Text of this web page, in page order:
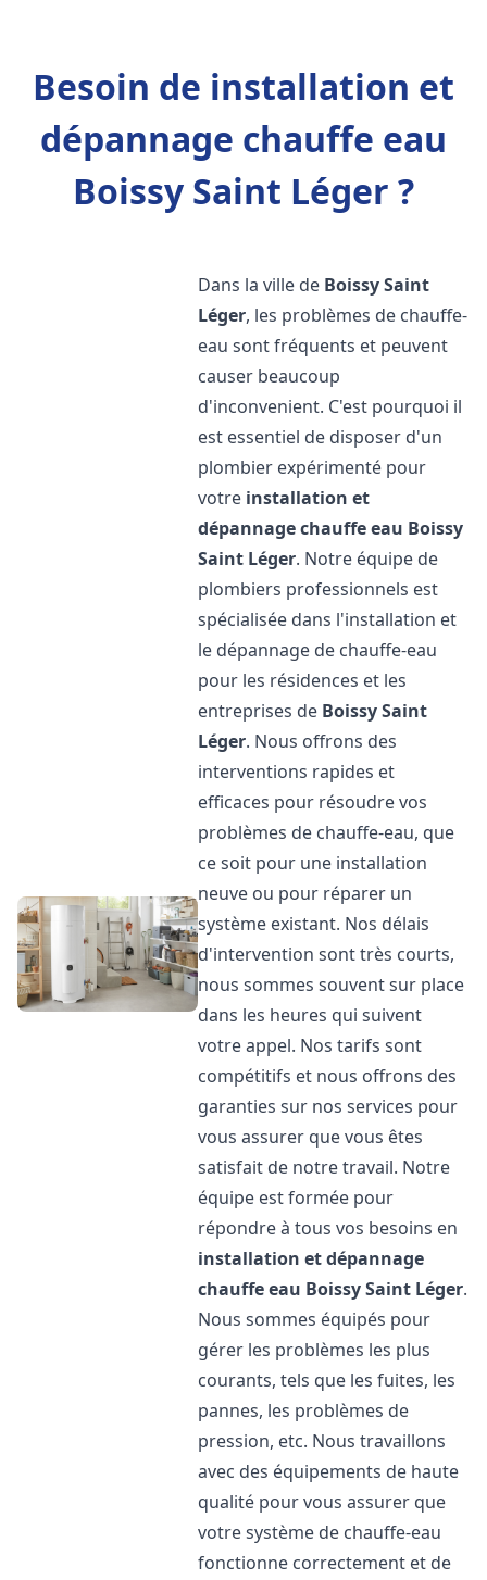
Besoin de installation et
dépannage chauffe eau
Boissy Saint Léger ?
Dans la ville de Boissy Saint
Léger, les problèmes de chauffe-
eau sont fréquents et peuvent
causer beaucoup
d'inconvenient. C'est pourquoi il
est essentiel de disposer d'un
plombier expérimenté pour
votre installation et
dépannage chauffe eau Boissy
Saint Léger. Notre équipe de
plombiers professionnels est
spécialisée dans l'installation et
le dépannage de chauffe-eau
pour les résidences et les
entreprises de Boissy Saint
Léger. Nous offrons des
interventions rapides et
efficaces pour résoudre vos
problèmes de chauffe-eau, que
ce soit pour une installation
neuve ou pour réparer un
système existant. Nos délais
d'intervention sont très courts,
nous sommes souvent sur place
dans les heures qui suivent
votre appel. Nos tarifs sont
compétitifs et nous offrons des
garanties sur nos services pour
vous assurer que vous êtes
satisfait de notre travail. Notre
équipe est formée pour
répondre à tous vos besoins en
installation et dépannage
chauffe eau Boissy Saint Léger.
Nous sommes équipés pour
gérer les problèmes les plus
courants, tels que les fuites, les
pannes, les problèmes de
pression, etc. Nous travaillons
avec des équipements de haute
qualité pour vous assurer que
votre système de chauffe-eau
fonctionne correctement et de